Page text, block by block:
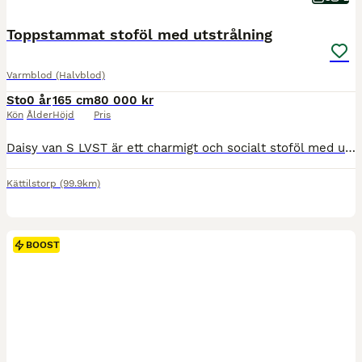
Toppstammat stoföl med utstrålning
Varmblod (Halvblod)
Sto
Kön
0 år
Ålder
165 cm
Höjd
80 000 kr
Pris
Daisy van S LVST är ett charmigt och socialt stoföl med utstrålning och bra gång. Hennes mamma Delight VH är ett ***-igt prestationssto och kommer från Västra Hobys framgångsrika stostam 31. Hon fick 48,5 poäng på unghästtest och har 137 i dressyrindex. Hon har fått 8 avkommor, varav en sålts på elitfölauktion, en har fått diplom och en blev Sveriges näst högst bedömda dr
Kättilstorp (99.9km)
BOOST